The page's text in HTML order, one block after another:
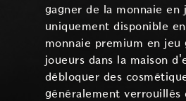
gagner de la monnaie
uniquement disponible
monnaie premium en jeu
joueurs dans la maison
débloquer des
généralement verrouillés